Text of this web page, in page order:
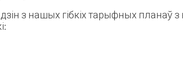
з нашых гібкіх тарыфных планаў з